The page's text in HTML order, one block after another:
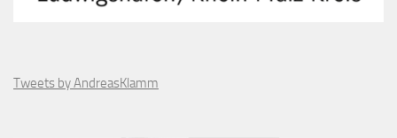
Tweets by AndreasKlamm